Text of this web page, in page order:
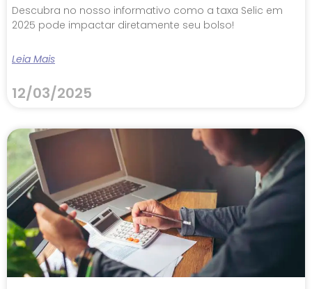
Descubra no nosso informativo como a taxa Selic em
2025 pode impactar diretamente seu bolso!
Leia Mais
12/03/2025